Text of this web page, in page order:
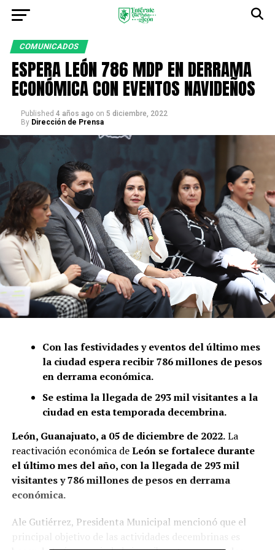
COMUNICADOS
ESPERA LEÓN 786 MDP EN DERRAMA
ECONÓMICA CON EVENTOS NAVIDEÑOS
Published 4 años ago on 5 diciembre, 2022
By Dirección de Prensa
Con las festividades y eventos del último mes
la ciudad espera recibir 786 millones de pesos
en derrama económica.
Se estima la llegada de 293 mil visitantes a la
ciudad en esta temporada decembrina.
León, Guanajuato, a 05 de diciembre de 2022.La
reactivación económica deLeón se fortalece durante
el último mes del año, con la llegada de 293 mil
visitantes y 786 millones de pesos en derrama
económica.
Ale Gutiérrez, Presidenta Municipal mencionó que el
principal objetivo de las actividades decembrinas es